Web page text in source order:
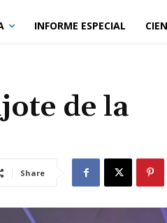
INFORME ESPECIAL
de la
Share